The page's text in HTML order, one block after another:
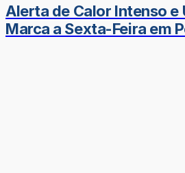
Alerta de Calor Intenso
Marca a Sexta-Feira em